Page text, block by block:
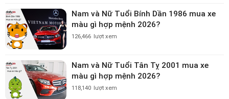
Nam và Nữ Tuổi Bính Dần 1986 mua xe
màu gì hợp mệnh 2026?
126,466 lượt xem
Nam và Nữ Tuổi Tân Tỵ 2001 mua xe
màu gì hợp mệnh 2026?
118,140 lượt xem